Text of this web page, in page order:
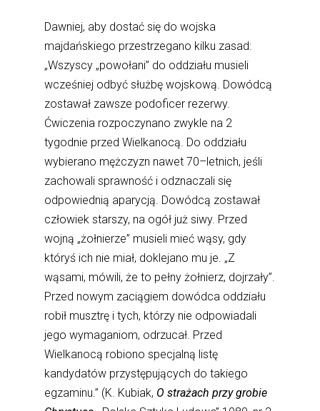
Dawniej, aby dostać się do wojska
majdańskiego przestrzegano kilku zasad:
„Wszyscy „powołani” do oddziału musieli
wcześniej odbyć służbę wojskową. Dowódcą
zostawał zawsze podoficer rezerwy.
Ćwiczenia rozpoczynano zwykle na 2
tygodnie przed Wielkanocą. Do oddziału
wybierano mężczyzn nawet 70–letnich, jeśli
zachowali sprawność i odznaczali się
odpowiednią aparycją. Dowódcą zostawał
człowiek starszy, na ogół już siwy. Przed
wojną „żołnierze” musieli mieć wąsy, gdy
któryś ich nie miał, doklejano mu je. „Z
wąsami, mówili, że to pełny żołnierz, dojrzały”.
Przed nowym zaciągiem dowódca oddziału
robił musztrę i tych, którzy nie odpowiadali
jego wymaganiom, odrzucał. Przed
Wielkanocą robiono specjalną listę
kandydatów przystępujących do takiego
egzaminu.” (K. Kubiak, O strażach przy grobie